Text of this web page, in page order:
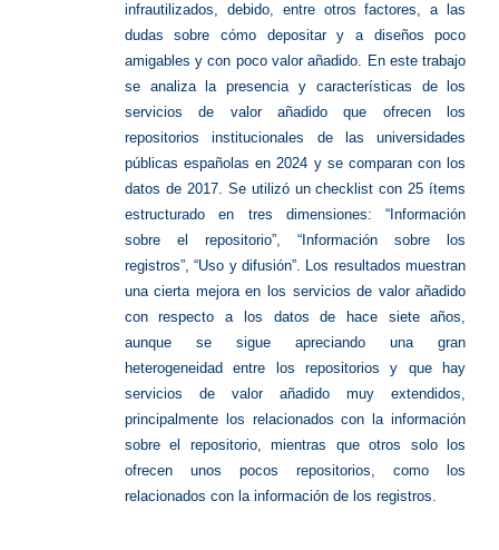
infrautilizados, debido, entre otros factores, a las
dudas sobre cómo depositar y a diseños poco
amigables y con poco valor añadido. En este trabajo
se analiza la presencia y características de los
servicios de valor añadido que ofrecen los
repositorios institucionales de las universidades
públicas españolas en 2024 y se comparan con los
datos de 2017. Se utilizó un checklist con 25 ítems
estructurado en tres dimensiones: “Información
sobre el repositorio”, “Información sobre los
registros”, “Uso y difusión”. Los resultados muestran
una cierta mejora en los servicios de valor añadido
con respecto a los datos de hace siete años,
aunque se sigue apreciando una gran
heterogeneidad entre los repositorios y que hay
servicios de valor añadido muy extendidos,
principalmente los relacionados con la información
sobre el repositorio, mientras que otros solo los
ofrecen unos pocos repositorios, como los
relacionados con la información de los registros.